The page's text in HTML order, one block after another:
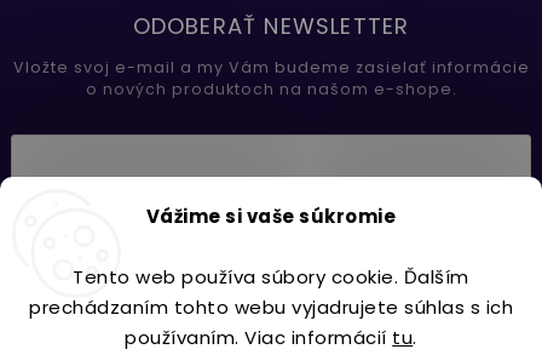
Vážime si vaše súkromie
Tento web používa súbory cookie. Ďalším
prechádzaním tohto webu vyjadrujete súhlas s ich
používaním. Viac informácií tu.
ODOBERAŤ NEWSLETTER
Vložte svoj e-mail a my Vám budeme zasielať informácie
o nových produktoch na našom e-shope.
Prihlásiť sa